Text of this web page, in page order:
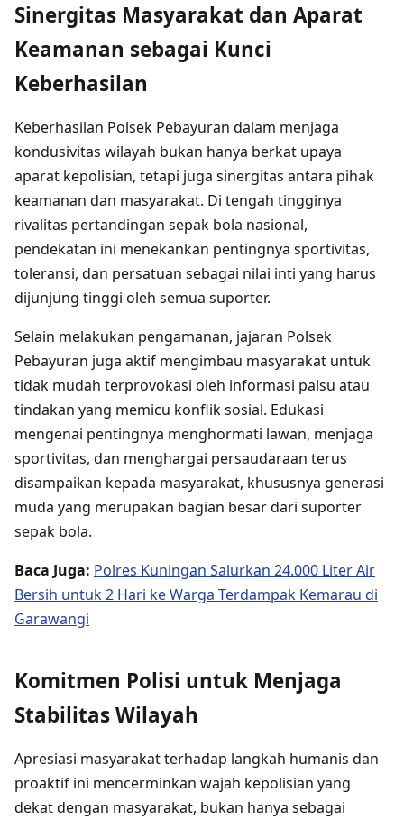
Sinergitas Masyarakat dan Aparat
Keamanan sebagai Kunci
Keberhasilan
Keberhasilan Polsek Pebayuran dalam menjaga
kondusivitas wilayah bukan hanya berkat upaya
aparat kepolisian, tetapi juga sinergitas antara pihak
keamanan dan masyarakat. Di tengah tingginya
rivalitas pertandingan sepak bola nasional,
pendekatan ini menekankan pentingnya sportivitas,
toleransi, dan persatuan sebagai nilai inti yang harus
dijunjung tinggi oleh semua suporter.
Selain melakukan pengamanan, jajaran Polsek
Pebayuran juga aktif mengimbau masyarakat untuk
tidak mudah terprovokasi oleh informasi palsu atau
tindakan yang memicu konflik sosial. Edukasi
mengenai pentingnya menghormati lawan, menjaga
sportivitas, dan menghargai persaudaraan terus
disampaikan kepada masyarakat, khususnya generasi
muda yang merupakan bagian besar dari suporter
sepak bola.
Baca Juga: Polres Kuningan Salurkan 24.000 Liter Air
Bersih untuk 2 Hari ke Warga Terdampak Kemarau di
Garawangi
Komitmen Polisi untuk Menjaga
Stabilitas Wilayah
Apresiasi masyarakat terhadap langkah humanis dan
proaktif ini mencerminkan wajah kepolisian yang
dekat dengan masyarakat, bukan hanya sebagai